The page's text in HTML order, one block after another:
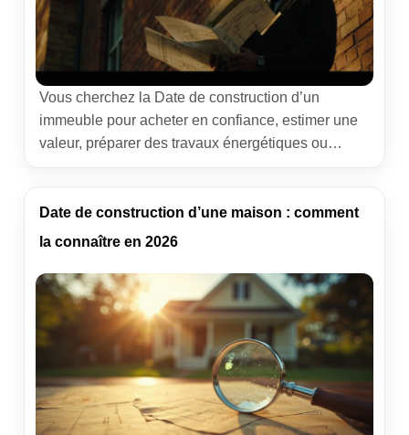
Vous cherchez la Date de construction d’un
immeuble pour acheter en confiance, estimer une
valeur, préparer des travaux énergétiques ou
documents épars, des services administratifs et
parfois dans les murs eux‑mêmes. J’ai passé des
Date de construction d’une maison : comment
la connaître en 2026